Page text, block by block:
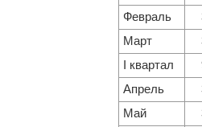
Февраль
Март
I квартал
Апрель
Май